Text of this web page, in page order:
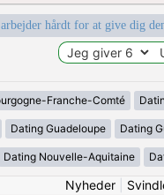
hårdt for at give dig
Franche-Comté
Dating Guadeloupe Dating
Dating Nouvelle-Aquitaine
Nyheder|